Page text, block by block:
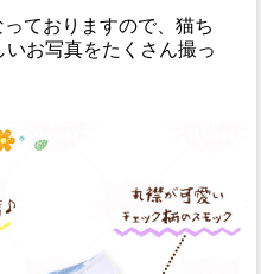
ておりますので、猫ち
お写真をたくさん撮っ